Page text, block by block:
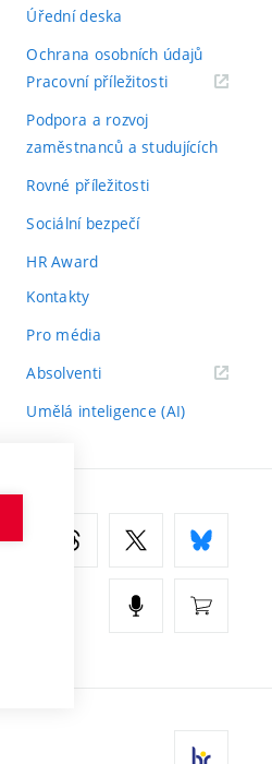
Úřední deska
Ochrana osobních údajů
Pracovní příležitosti(externí
Podpora a rozvoj
zaměstnanců a studujících
Rovné příležitosti
Sociální bezpečí
HR Award
Kontakty
Pro média
Absolventi(externí
Umělá inteligence (AI)